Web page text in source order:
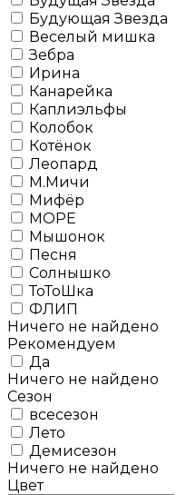
Будующая Звезда
Веселый мишка
Зебра
Ирина
Канарейка
Каплиэльфы
Колобок
Котёнок
Леопард
М.Мичи
Мифёр
МОРЕ
Мышонок
Песня
Солнышко
ТоТоШка
ФЛИП
Ничего не найдено
Рекомендуем
Да
Ничего не найдено
Сезон
всесезон
Лето
Демисезон
Ничего не найдено
Цвет